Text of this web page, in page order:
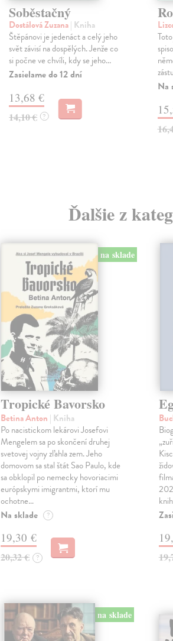
Soběstačný
Dostálová Zuzana| Kniha
Štěpánovi je jedenáct a celý jeho
svět závisí na dospělých. Jenže co
si počne ve chvíli, kdy se jeho...
Zasielame do 12 dní
13,68 €
14,10 € ?
Na
Ďalšie z
na sklade
Tropické Bavorsko
Betina Anton | Kniha
Po nacistickom lekárovi Josefovi
Mengelem sa po skončení druhej
svetovej vojny zľahla zem. Jeho
domovom sa stal štát Sao Paulo, kde
sa obklopil po nemecky hovoriacimi
európskymi imigrantmi, ktorí mu
ochotne…
Na sklade ?
19,30 €
20,32 € ?
na sklade